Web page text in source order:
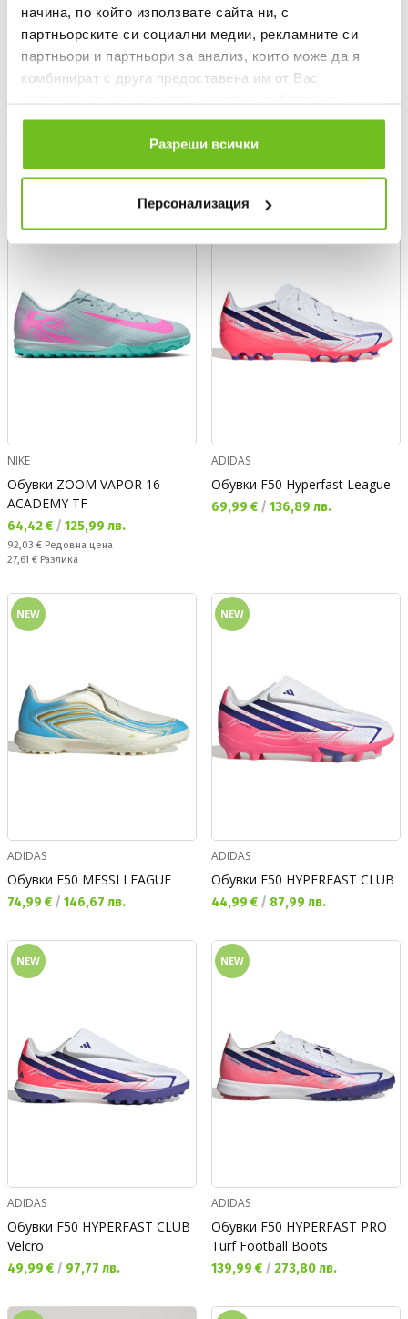
начина, по който използвате сайта ни, с
партньорските си социални медии, рекламните си
партньори и партньори за анализ, които може да я
комбинират с друга предоставена им от Вас
ползването от Ваша страна на услугите им.
Разреши всички
Персонализация
Обувки F50 HYPERFAST CLUB
NIKE
Обувки ZOOM VAPOR 16
ACADEMY TF
Текуща цена:
64,42 € / 125,99 лв.
Редовна цена:
92,03 € Редовна цена
Спестявате:
27,61 € Разлика
ADIDAS
Обувки F50 Hyperfast League
Текуща цена:
69,99 € / 136,89 лв.
NEW
ADIDAS
Обувки F50 MESSI LEAGUE
Текуща цена:
74,99 € / 146,67 лв.
NEW
ADIDAS
Обувки F50 HYPERFAST CLUB
Текуща цена:
44,99 € / 87,99 лв.
NEW
ADIDAS
Обувки F50 HYPERFAST CLUB
Velcro
Текуща цена:
49,99 € / 97,77 лв.
NEW
ADIDAS
Обувки F50 HYPERFAST PRO
Turf Football Boots
Текуща цена:
139,99 € / 273,80 лв.